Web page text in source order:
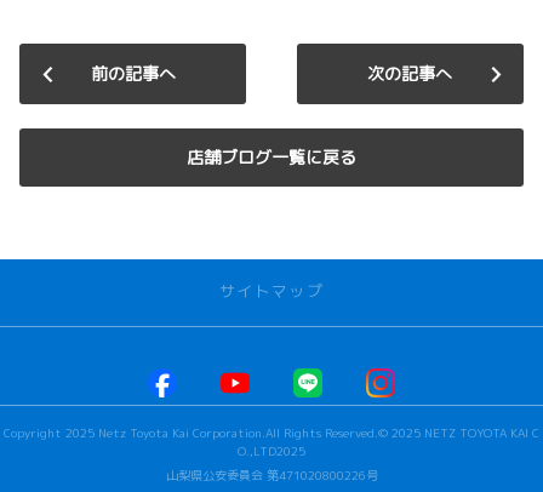
前の記事へ
店舗ブログ一覧に戻る
次の記事へ
サイトマップ
河口湖店
Copyright 2025 Netz Toyota Kai Corporation.All Rights Reserved.© 2025 NETZ TOYOTA KAI C
O.,LTD2025
山梨県公安委員会 第471020800226号